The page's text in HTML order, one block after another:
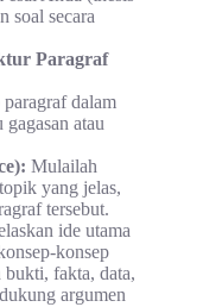
soal secara
Paragraf
paragraf dalam
atau
Mulailah
yang jelas,
tersebut.
ide utama
konsep
bukti, fakta, data,
argumen